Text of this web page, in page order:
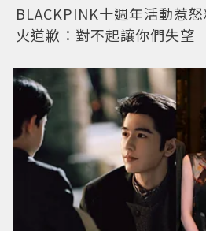
BLACKPINK十週年活動惹
火道歉：對不起讓你們失望